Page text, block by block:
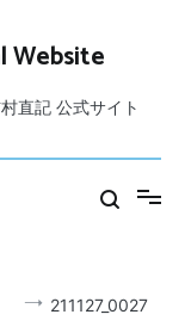
Website
直記 公式サイト
211127_0027